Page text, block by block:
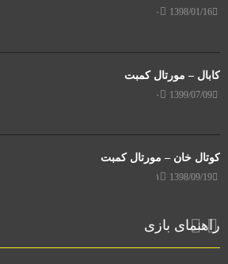
1398/01/16 ۰
کابال – مورتال کمبت
1399/07/09 ۰
کوتال خان – مورتال کمبت
1398/09/19 ۱
راهنمای بازی